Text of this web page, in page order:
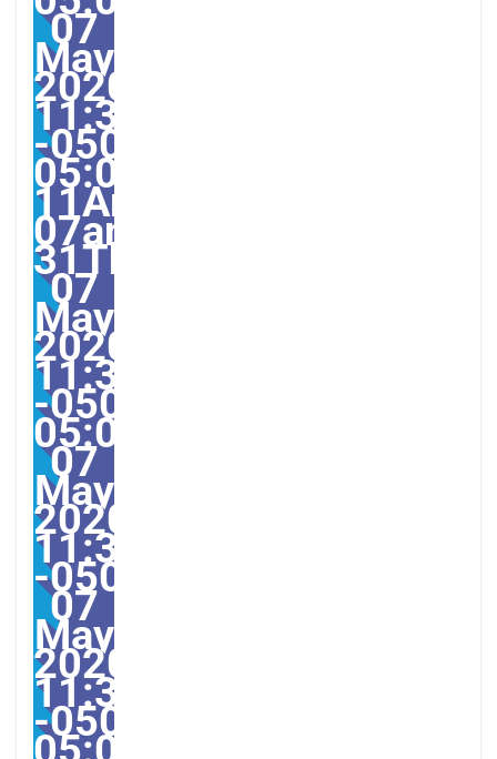
07
May
2020
11:31:47
-0500-
05:00-
11America/
07am31am-
31Thu,
07
May
2020
11:31:47
-0500-
05:0011America/
07
May
2020
11:31:47
-
07
May
2020
11:31:47
-0500-